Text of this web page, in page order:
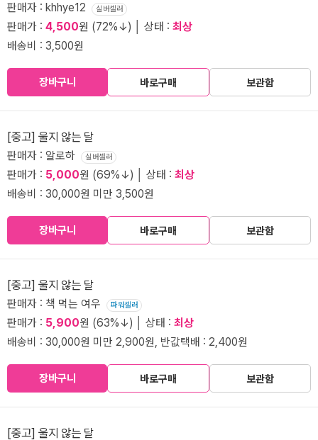
판매자 : khhye12 실버셀러
판매가 : 4,500원 (72%↓) │ 상태 : 최상
배송비 : 3,500원
장바구니 바로구매 보관함
[중고] 울지 않는 달
판매자 : 알로하 실버셀러
판매가 : 5,000원 (69%↓) │ 상태 : 최상
배송비 : 30,000원 미만 3,500원
장바구니 바로구매 보관함
[중고] 울지 않는 달
판매자 : 책 먹는 여우 파워셀러
판매가 : 5,900원 (63%↓) │ 상태 : 최상
배송비 : 30,000원 미만 2,900원, 반값택배 : 2,400원
장바구니 바로구매 보관함
[중고] 울지 않는 달